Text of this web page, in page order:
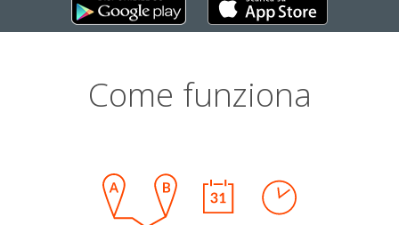
Come funziona